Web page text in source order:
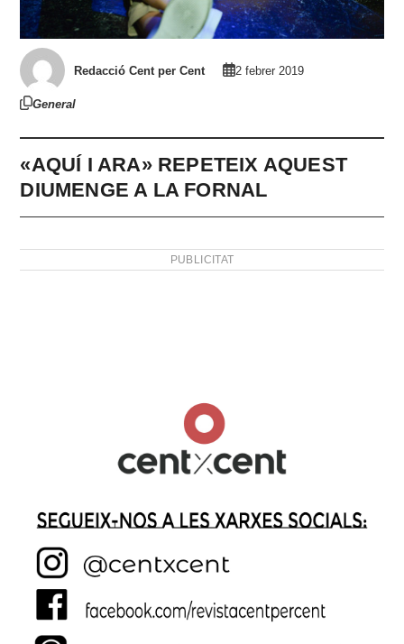
Redacció Cent per Cent 2 febrer 2019
General
«AQUÍ I ARA» REPETEIX AQUEST
DIUMENGE A LA FORNAL
PUBLICITAT